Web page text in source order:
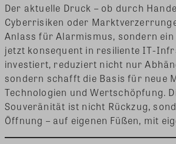
Der aktuelle Druck – ob durch
Cyberrisiken oder
Anlass für Alarmismus, sondern
jetzt konsequent in resiliente IT-
investiert, reduziert nicht nur
sondern schafft die Basis für neue
Technologien und Wertschöpfung.
Souveränität ist nicht Rückzug,
Öffnung – auf eigenen Füßen, mit